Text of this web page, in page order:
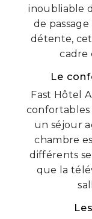
inoubliable
de
détente,
cadre
Le
Fast Hôtel
confortables
un séjour
chambre
différents
que la